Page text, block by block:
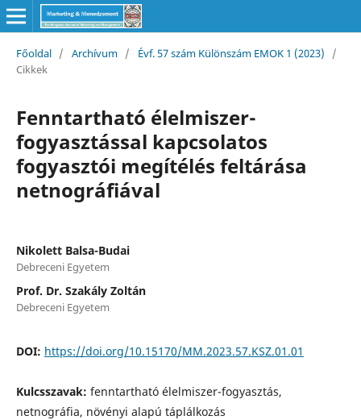
Főoldal / Archívum / Évf. 57 szám Különszám EMOK 1 (2023)
/
Cikkek
Fenntartható élelmiszer-
fogyasztással kapcsolatos
fogyasztói megítélés feltárása
netnográfiával
Nikolett Balsa-Budai
Debreceni Egyetem
Prof. Dr. Szakály Zoltán
Debreceni Egyetem
DOI: https://doi.org/10.15170/MM.2023.57.KSZ.01.01
Kulcsszavak: fenntartható élelmiszer-fogyasztás,
netnográfia, növényi alapú táplálkozás